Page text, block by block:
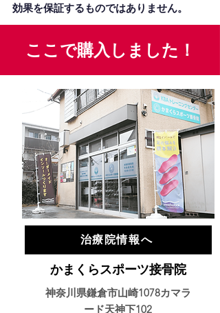
効果を保証するものではありません。
ここで購入しました！
治療院情報へ
かまくらスポーツ接骨院
神奈川県鎌倉市山崎1078カマラ
ード天神下102